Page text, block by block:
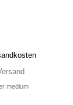
medium